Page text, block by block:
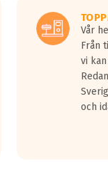
Vår
Från
vi
och